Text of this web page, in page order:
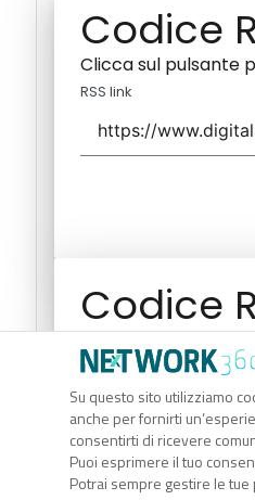
Su questo sito utilizziamo
anche per fornirti
consentirti di ricevere
Puoi esprimere il tuo
Potrai sempre gestire le tue
Codice
Clicca sul pulsante
RSS link
Codice
Clicca sul pulsante
RSS link